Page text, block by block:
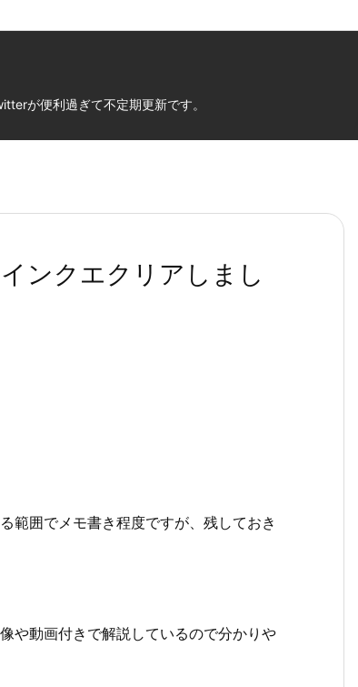
が便利過ぎて不定期更新です。
ンクエクリアしまし
範囲でメモ書き程度ですが、残しておき
や動画付きで解説しているので分かりや